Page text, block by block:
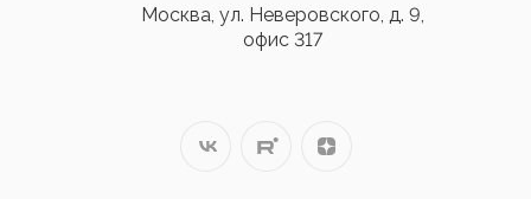
Москва, ул. Неверовского, д. 9,
офис 317